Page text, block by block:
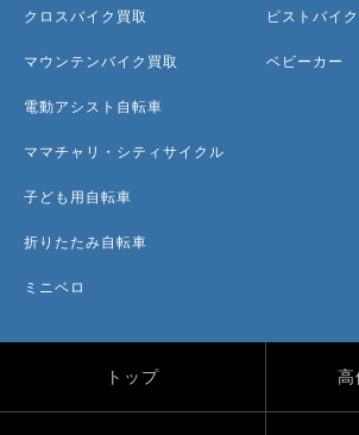
クロスバイク買取
マウンテンバイク買取
電動アシスト自転車
ママチャリ・シティサイクル
子ども用自転車
折りたたみ自転車
ミニベロ
ピストバイク
ベビーカー
トップ 高